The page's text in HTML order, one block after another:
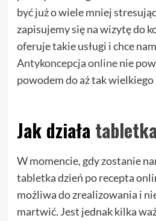
być już o wiele mniej
zapisujemy się na wizytę do
oferuje takie usługi i chce
Antykoncepcja onlinenie
powodem do aż tak wielkiego
Jak działa
W momencie, gdy zostanie
tabletka dzień po recepta
możliwa do zrealizowania i
martwić. Jest jednak kilka